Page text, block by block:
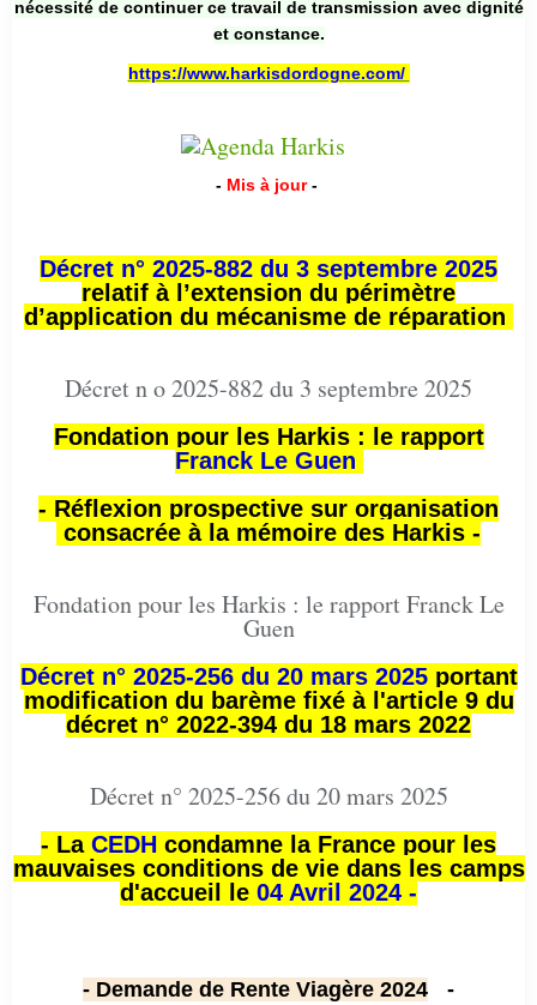
nécessité de continuer ce travail de transmission avec dignité
et constance.
https://www.harkisdordogne.com/
- Mis à jour -
Décret n° 2025-882 du 3 septembre 2025
relatif à l’extension du périmètre
d’application du mécanisme de réparation
Décret n o 2025-882 du 3 septembre 2025
Fondation pour les Harkis : le rapport
Franck Le Guen
- Réflexion prospective sur organisation
consacrée à la mémoire des Harkis -
Fondation pour les Harkis : le rapport Franck Le
Guen
Décret n° 2025-256 du 20 mars 2025portant
modification du barème fixé à l'article 9 du
décret n° 2022-394 du 18 mars 2022
Décret n° 2025-256 du 20 mars 2025
- La CEDH condamne la France pour les
mauvaises conditions de vie dans les camps
d'accueil le 04 Avril 2024 -
- Demande de Rente Viagère 2024 -